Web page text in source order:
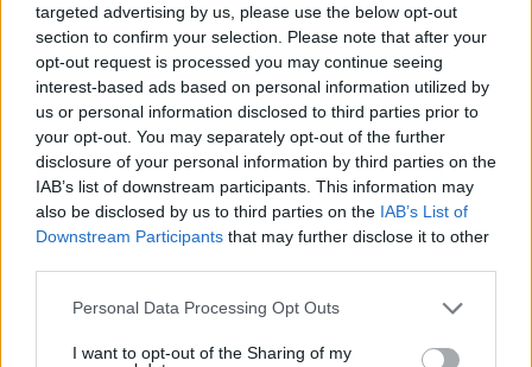
targeted advertising by us, please use the below opt-out
section to confirm your selection. Please note that after your
opt-out request is processed you may continue seeing
interest-based ads based on personal information utilized by
us or personal information disclosed to third parties prior to
your opt-out. You may separately opt-out of the further
disclosure of your personal information by third parties on the
IAB’s list of downstream participants. This information may
also be disclosed by us to third parties on the IAB’s List of
Downstream Participants that may further disclose it to other
Please note that this website/app uses one or more Google
not limited to your visit or usage behaviour. You may click to
Personal Data Processing Opt Outs
I want to opt-out of the Sharing of my